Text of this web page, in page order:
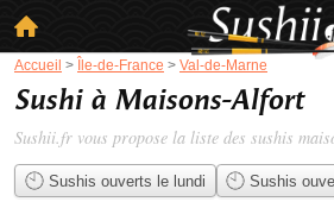
Accueil > Île-de-France > Val-de-Marne
Sushi à Maisons-Alfort
Sushii.fr vous propose la liste des sushis
Sushis ouverts le lundi Sushis